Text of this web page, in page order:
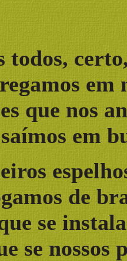
todos,
em
que nos
saímos em
de
se
se nossos